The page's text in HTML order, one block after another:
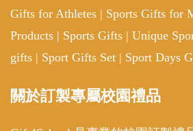
Gifts for Athletes | Sports Gifts for
Products | Sports Gifts | Unique
gifts | Sport Gifts Set | Sport Days
關於訂製專屬校園禮品